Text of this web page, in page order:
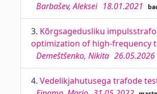
Barbašev, Aleksei 18.01.2021
3. Kõrgsagedusliku
optimization of high-frequency
Demeštšenko, Nikita 26.05.2026
4. Vedelikjahutusega trafode